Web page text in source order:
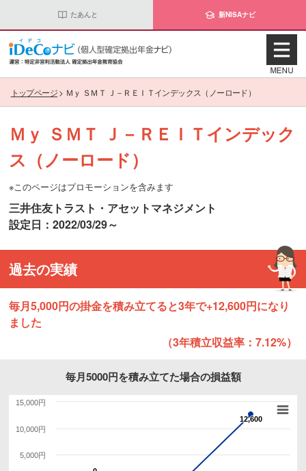
たあんと 新NISAナビ
トップページ> Ｍｙ ＳＭＴ Ｊ－ＲＥＩＴインデックス（ノーロード）
Ｍｙ ＳＭＴ Ｊ－ＲＥＩＴインデック
ス（ノーロード）
※このページはプロモーションを含みます
三井住友トラスト・アセットマネジメント
設定日：2022/03/29～
過去の実績
毎月5,000円の掛金を積み立てると3年で+12,600円になり
ました
（3年積立収益率：7.12%）
毎月5000円を積み立てた場合の損益額
12,600
12,600
5,000円
10,000円
15,000円